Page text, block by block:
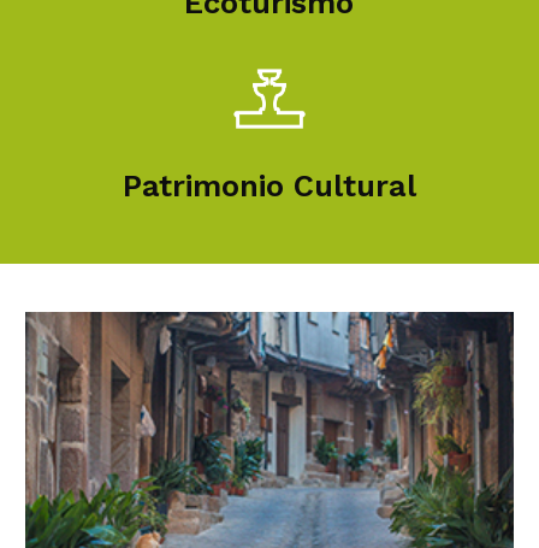
Patrimonio Cultural
Pasado, presente
y futuro